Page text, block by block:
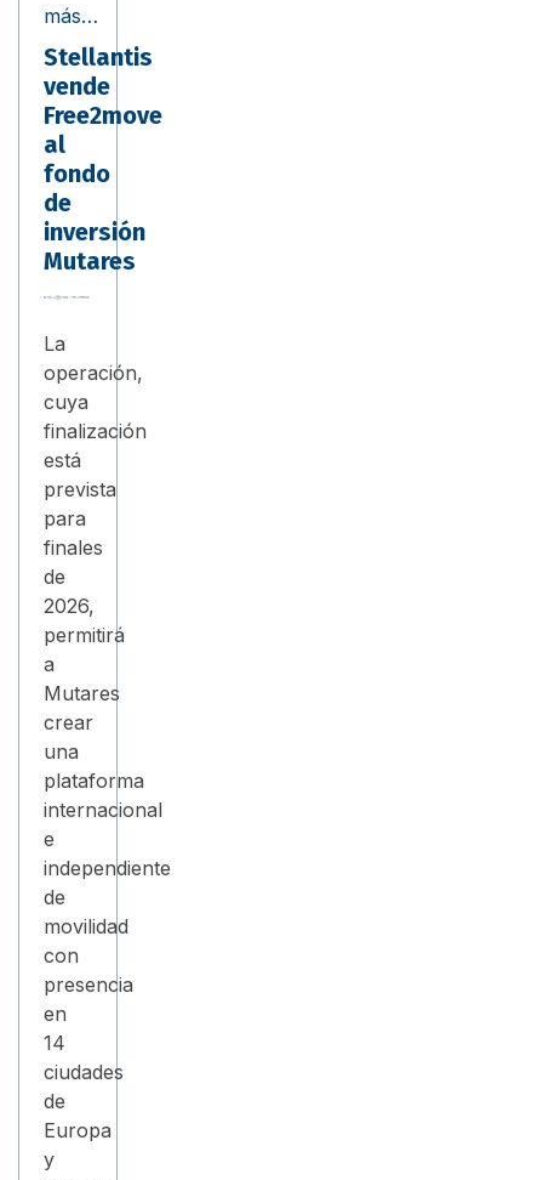
más…
Stellantis
vende
Free2move
al
fondo
de
inversión
Mutares
La
operación,
cuya
finalización
está
prevista
para
finales
de
2026,
permitirá
a
Mutares
crear
una
plataforma
internacional
e
independiente
de
movilidad
con
presencia
en
14
ciudades
de
Europa
y